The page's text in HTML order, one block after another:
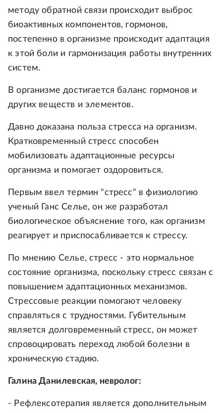
методу обратной связи происходит выброс
биоактивных компонентов, гормонов,
постепенно в организме происходит адаптация
к этой боли и гармонизация работы внутренних
систем.
В организме достигается баланс гормонов и
других веществ и элементов.
Давно доказана польза стресса на организм.
Кратковременный стресс способен
мобилизовать адаптационные ресурсы
организма и помогает оздоровиться.
Первым ввел термин "стресс" в физиологию
ученый Ганс Селье, он же разработал
биологическое объяснение того, как организм
реагирует и приспосабливается к стрессу.
По мнению Селье, стресс - это нормальное
состояние организма, поскольку стресс связан с
повышением адаптационных механизмов.
Стрессовые реакции помогают человеку
справляться с трудностями. Губительным
является долговременный стресс, он может
спровоцировать переход любой болезни в
хроническую стадию.
Галина Данилевская, невролог:
- Рефлексотерапия является дополнительным